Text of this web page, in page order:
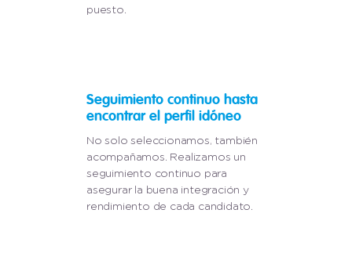
puesto.
Seguimiento continuo hasta
encontrar el perfil idóneo
No solo seleccionamos, también
acompañamos. Realizamos un
seguimiento continuo para
asegurar la buena integración y
rendimiento de cada candidato.